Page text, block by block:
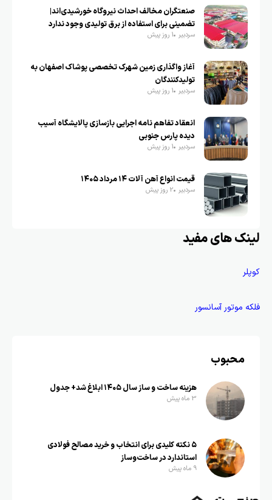
صنعتگران مخالف احداث نیروگاه خورشیدی‌اند|
تضمینی برای استفاده از برق تولیدی وجود ندارد
سردبیر 1 روز پیش
آغاز واگذاری زمین شهرک تخصصی پوشاک اصفهان به
تولیدکنندگان
سردبیر 1 روز پیش
انعقاد تفاهم نامه اجرایی بازسازی پالایشگاه آسیب
دیده پارس جنوبی
سردبیر 1 روز پیش
قیمت انواع آهن آلات ۱۴ مرداد ۱۴۰۵
سردبیر 2 روز پیش
لینک های مفید
کوپلر
فلکه موتور آسانسور
محبوب
هزینه ساخت و ساز سال ۱۴۰۵ ابلاغ شد+ جدول
3 ماه پیش
۵ نکته کلیدی برای انتخاب و خرید مصالح فولادی
استاندارد در ساخت‌وساز
9 ماه پیش